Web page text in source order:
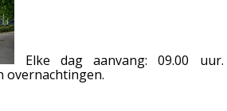
Elke dag aanvang: 09.00 uur.
overnachtingen.